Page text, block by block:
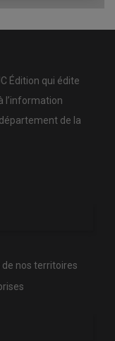
Édition qui édite
l’information
de la
de nos territoires